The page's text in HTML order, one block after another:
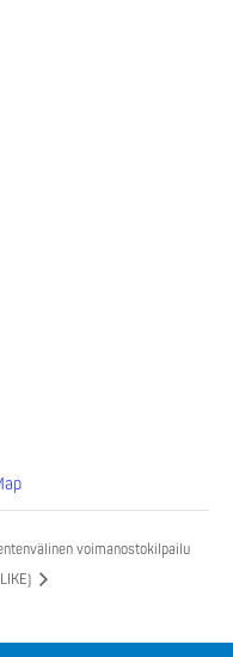
voimanostokilpailu